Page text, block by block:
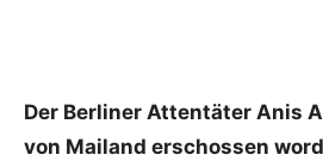
Der Berliner Attentäter Anis
von Mailand erschossen